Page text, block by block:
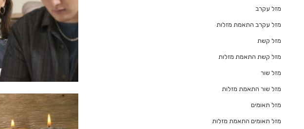
מזל עקרב
מזל עקרב התאמת מזלות
מזל קשת
מזל קשת התאמת מזלות
מזל שור
מזל שור התאמת מזלות
מזל תאומים
מזל תאומים התאמת מזלות